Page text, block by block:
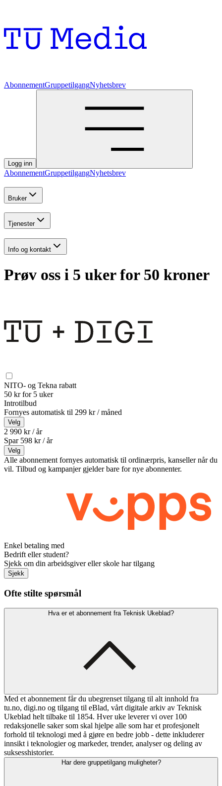
AbonnementGruppetilgangNyhetsbrev
Logg inn
AbonnementGruppetilgangNyhetsbrev
Bruker
Tjenester
Info og kontakt
Prøv oss i 5 uker for 50 kroner
NITO- og Tekna rabatt
50 kr for 5 uker
Introtilbud
Fornyes automatisk til 299 kr / måned
Velg
2 990 kr / år
Spar 598 kr /år
Velg
Alle abonnement fornyes automatisk til ordinærpris, kanseller når du
vil. Tilbud og kampanjer gjelder bare for nye abonnenter.
Enkel betaling med
Bedrift eller student?
Sjekk om din arbeidsgiver eller skole har tilgang
Sjekk
Ofte stilte spørsmål
Hva er et abonnement fra Teknisk Ukeblad?
Med et abonnement får du ubegrenset tilgang til alt innhold fra
tu.no, digi.no og tilgang til eBlad, vårt digitale arkiv av Teknisk
Ukeblad helt tilbake til 1854. Hver uke leverer vi over 100
redaksjonelle saker som skal hjelpe alle som har et profesjonelt
forhold til teknologi med å gjøre en bedre jobb - dette inkluderer
innsikt i teknologier og markeder, trender, analyser og deling av
suksesshistorier.
Har dere gruppetilgang muligheter?